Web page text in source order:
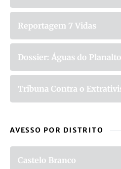
Reportagem 7 Vidas
Dossier: Águas do Planalto
Tribuna Contra o
AVESSO POR DISTRITO
Castelo Branco